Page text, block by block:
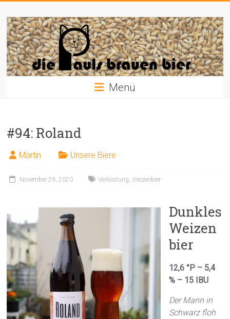
Inhalt
springen
Die
Pauls
brauen
Bier
Menü
#94: Roland
Martin Unsere Biere
November 29, 2020 Verkostung,Weizenbier
Dunkles
Weizen
bier
12,6 °P – 5,4
% – 15 IBU
Der Mann in
Schwarz floh